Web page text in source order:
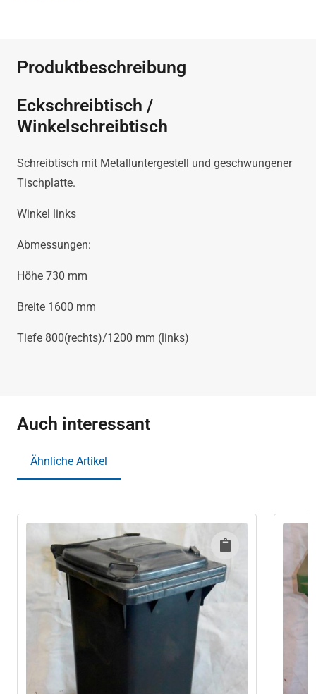
Produktbeschreibung
Eckschreibtisch /
Winkelschreibtisch
Schreibtisch mit Metalluntergestell und geschwungener
Tischplatte.
Winkel links
Abmessungen:
Höhe 730 mm
Breite 1600 mm
Tiefe 800(rechts)/1200 mm (links)
Auch interessant
Ähnliche Artikel